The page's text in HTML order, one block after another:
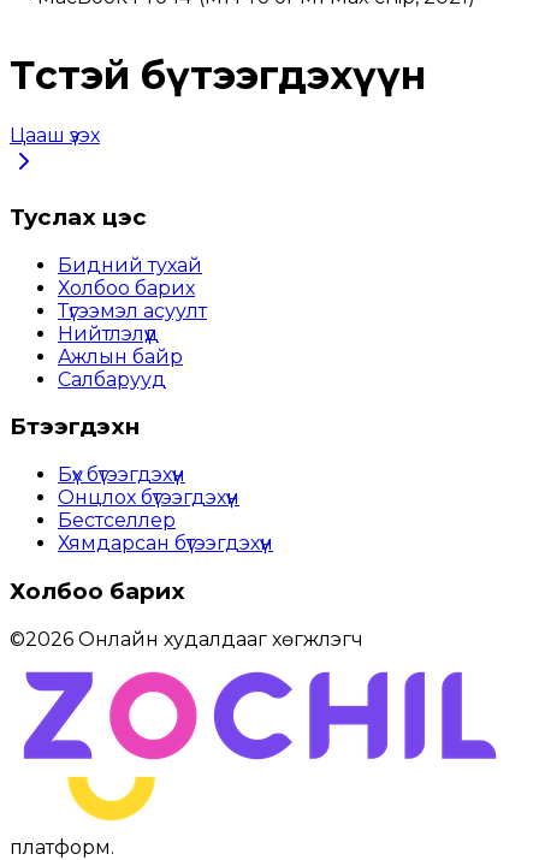
Төстэй бүтээгдэхүүн
Цааш үзэх
Туслах цэс
Бидний тухай
Холбоо барих
Түгээмэл асуулт
Нийтлэлүүд
Ажлын байр
Салбарууд
Бүтээгдэхүүн
Бүх бүтээгдэхүүн
Онцлох бүтээгдэхүүн
Бестселлер
Хямдарсан бүтээгдэхүүн
Холбоо барих
©2026 Онлайн худалдааг хөгжүүлэгч
платформ.